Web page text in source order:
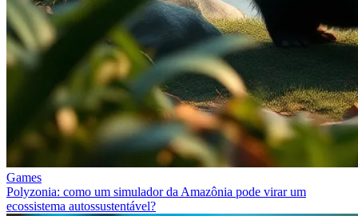
Games
Polyzonia: como um simulador da Amazônia pode virar um
ecossistema autossustentável?